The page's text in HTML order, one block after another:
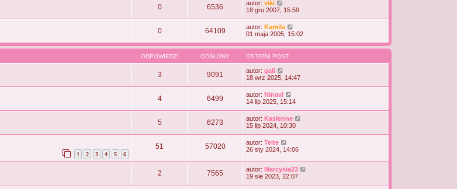
0 6536 autor: viki
18 gru 2007, 15:59
0 64109 autor: Kamila
01 maja 2005, 15:02
ODPOWIEDZI ODSŁONY OSTATNI POST
3 9091 autor: gali
18 wrz 2025, 14:47
4 6499 autor: Ninavi
14 lip 2025, 15:14
5 6273 autor: Kaslenne
15 lip 2024, 10:30
1 2 3 4 5 6
51 57020 autor: Telte
26 sty 2024, 14:06
2 7565 autor: Marcysia23
19 sie 2023, 22:07